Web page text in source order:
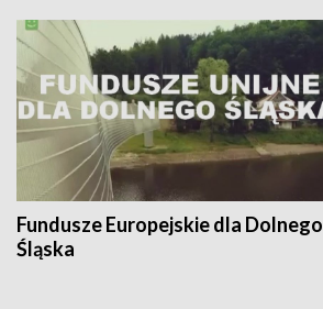
Fundusze Europejskie dla Dolnego
Śląska